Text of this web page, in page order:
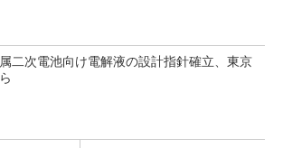
二次電池向け電解液の設計指針確立、東京